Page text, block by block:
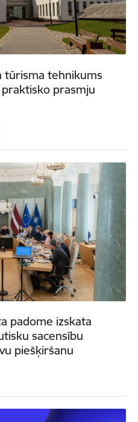
tūrisma tehnikums
prasmju
padome izskata
sacensību
piešķiršanu